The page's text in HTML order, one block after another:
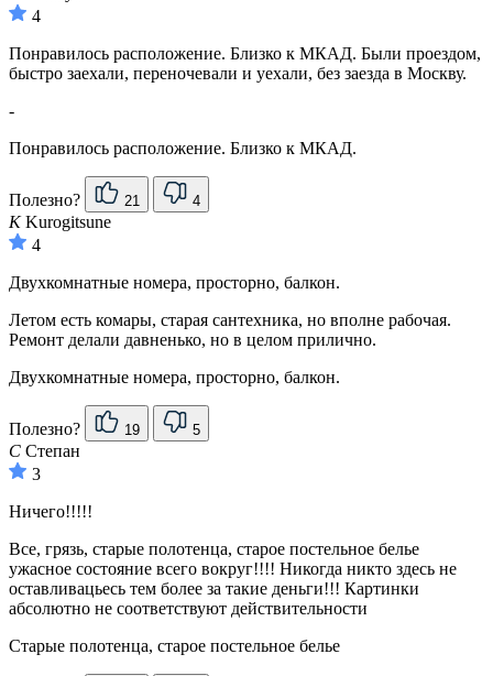
4
Понравилось расположение. Близко к МКАД. Были проездом,
быстро заехали, переночевали и уехали, без заезда в Москву.
-
Понравилось расположение. Близко к МКАД.
Полезно? 21 4
KKurogitsune
4
Двухкомнатные номера, просторно, балкон.
Летом есть комары, старая сантехника, но вполне рабочая.
Ремонт делали давненько, но в целом прилично.
Двухкомнатные номера, просторно, балкон.
Полезно? 19 5
С Степан
3
Ничего!!!!!
Все, грязь, старые полотенца, старое постельное белье
ужасное состояние всего вокруг!!!! Никогда никто здесь не
оставливацьесь тем более за такие деньги!!! Картинки
абсолютно не соответствуют действительности
Старые полотенца, старое постельное белье